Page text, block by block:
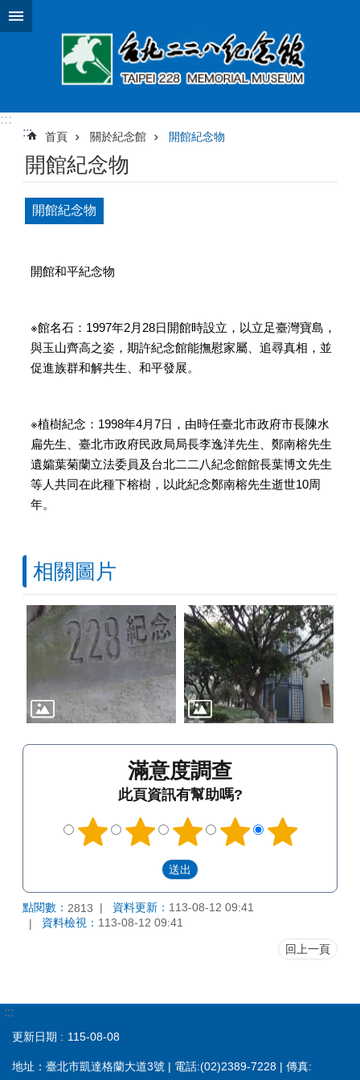
跳到主要內容區塊
:::
:::
首頁 關於紀念館 開館紀念物
開館紀念物
開館紀念物
開館和平紀念物
※館名石：1997年2月28日開館時設立，以立足臺灣寶島，
與玉山齊高之姿，期許紀念館能撫慰家屬、追尋真相，並
促進族群和解共生、和平發展。
※植樹紀念：1998年4月7日，由時任臺北市政府市長陳水
扁先生、臺北市政府民政局局長李逸洋先生、鄭南榕先生
遺孀葉菊蘭立法委員及台北二二八紀念館館長葉博文先生
等人共同在此種下榕樹，以此紀念鄭南榕先生逝世10周
年。
相關圖片
滿意度調查
此頁資訊有幫助嗎?
點閱數： 2813 資料更新： 113-08-12 09:41
資料檢視： 113-08-12 09:41
回上一頁
:::
更新日期 115-08-08
地址：臺北市凱達格蘭大道3號 | 電話:(02)2389-7228 | 傳真: